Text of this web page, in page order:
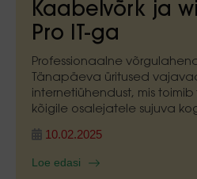
Kaabelvõrk ja
Pro IT-ga
Professionaalne
Tänapäeva üritused
internetiühendust, mis
kõigile osalejatele sujuva
10.02.2025
Loe edasi